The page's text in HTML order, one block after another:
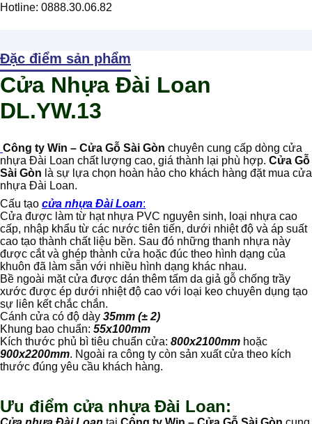
Hotline: 0888.30.06.82
Đặc điểm sản phẩm
Cửa Nhựa Đài Loan
DL.YW.13
Công ty Win – Cửa Gỗ Sài Gòn chuyên cung cấp dòng cửa
nhựa Đài Loan chất lượng cao, giá thành lại phù hợp. Cửa Gỗ
Sài Gòn là sự lựa chọn hoàn hảo cho khách hàng đặt mua cửa
nhựa Đài Loan.
Cấu tạo cửa nhựa Đài Loan:
Cửa được làm từ hạt nhựa PVC nguyên sinh, loại nhựa cao
cấp, nhập khẩu từ các nước tiên tiến, dưới nhiệt độ và áp suất
cao tạo thành chất liệu bền. Sau đó những thanh nhựa này
được cắt và ghép thành cửa hoặc đúc theo hình dạng của
khuôn đã làm sẵn với nhiều hình dạng khác nhau.
Bề ngoài mặt cửa được dán thêm tấm da giả gỗ chống trầy
xước được ép dưới nhiệt độ cao với loại keo chuyên dụng tạo
sự liên kết chắc chắn.
Cánh cửa có độ dày 35mm (± 2)
Khung bao chuẩn: 55x100mm
Kích thước phủ bì tiêu chuẩn cửa: 800x2100mm hoặc
900x2200mm. Ngoài ra công ty còn sản xuất cửa theo kích
thước đúng yêu cầu khách hàng.
Ưu điểm cửa nhựa Đài Loan: